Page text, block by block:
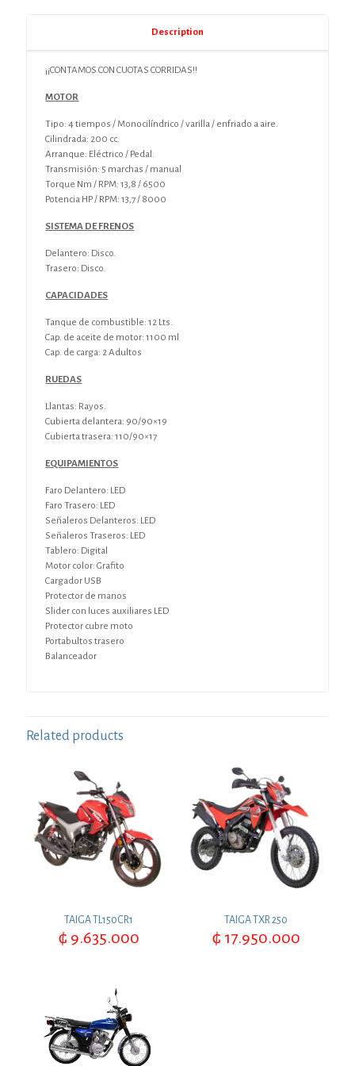
Description
¡¡CONTAMOS CON CUOTAS CORRIDAS!!
MOTOR
Tipo: 4 tiempos / Monocilíndrico / varilla / enfriado a aire.
Cilindrada: 200 cc.
Arranque: Eléctrico / Pedal.
Transmisión: 5 marchas / manual
Torque Nm / RPM: 13,8 / 6500
Potencia HP / RPM: 13,7 / 8000
SISTEMA DE FRENOS
Delantero: Disco.
Trasero: Disco.
CAPACIDADES
Tanque de combustible: 12 Lts.
Cap. de aceite de motor: 1100 ml
Cap. de carga: 2 Adultos
RUEDAS
Llantas: Rayos.
Cubierta delantera: 90/90×19
Cubierta trasera: 110/90×17
EQUIPAMIENTOS
Faro Delantero: LED
Faro Trasero: LED
Señaleros Delanteros: LED
Señaleros Traseros: LED
Tablero: Digital
Motor color: Grafito
Cargador USB
Protector de manos
Slider con luces auxiliares LED
Protector cubre moto
Portabultos trasero
Balanceador
Related products
TAIGA TL150CR1
₲ 9.635.000
TAIGA TXR 250
₲ 17.950.000